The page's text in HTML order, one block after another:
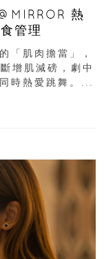
熱
管理
肌肉擔當」，
增肌減磅，劇中
時熱愛跳舞。...